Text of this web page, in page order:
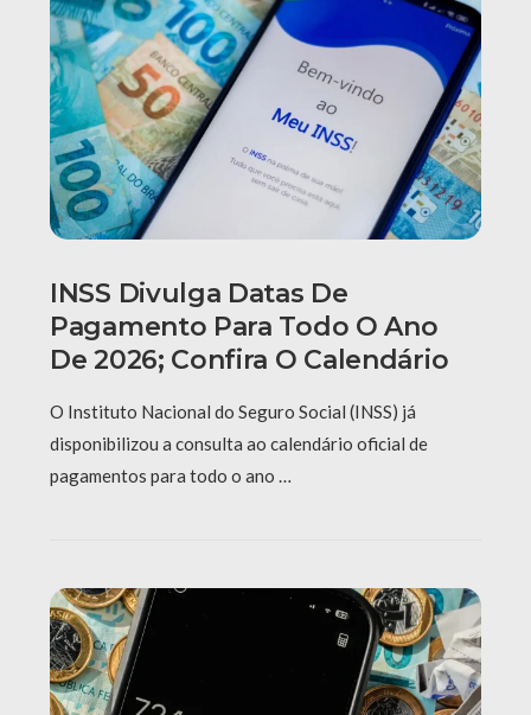
INSS Divulga Datas De
Pagamento Para Todo O Ano
De 2026; Confira O Calendário
O Instituto Nacional do Seguro Social (INSS) já
disponibilizou a consulta ao calendário oficial de
pagamentos para todo o ano …